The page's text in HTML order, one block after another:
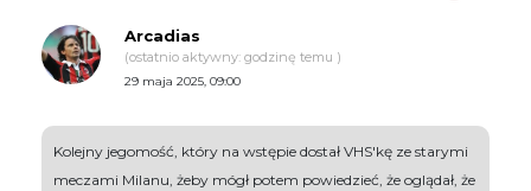
Arcadias
(ostatnio aktywny: godzinę temu )
29 maja 2025, 09:00
Kolejny jegomość, który na wstępie dostał VHS'kę ze starymi
meczami Milanu, żeby mógł potem powiedzieć, że oglądał, że